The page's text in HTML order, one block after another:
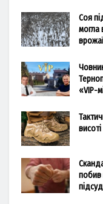
Соя
могла
«VIP-
висоті
побив